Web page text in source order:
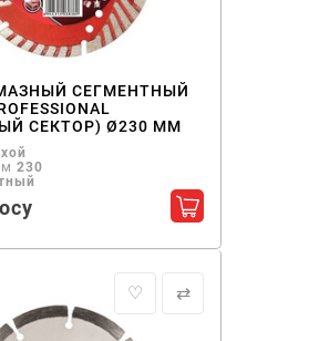
СЕГМЕНТНЫЙ
СЕКТОР) Ø230 ММ
230
Добавить в
♡ ⇄